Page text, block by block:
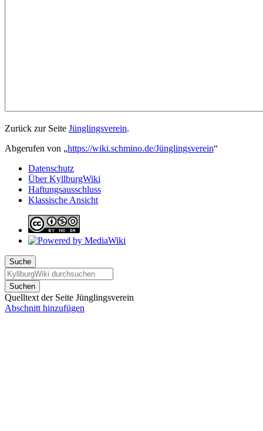
Zurück zur Seite Jünglingsverein.
Abgerufen von „https://wiki.schmino.de/Jünglingsverein“
Datenschutz
Über KyllburgWiki
Haftungsausschluss
Klassische Ansicht
Suche
Suchen
Quelltext der Seite Jünglingsverein
Abschnitt hinzufügen